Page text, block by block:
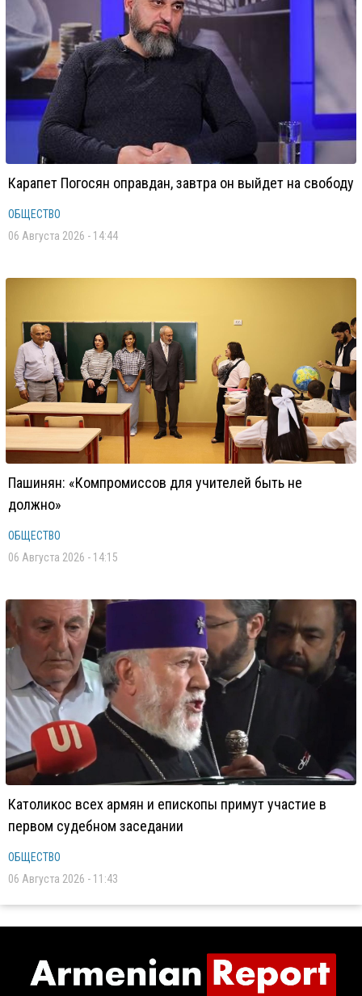
Карапет Погосян оправдан, завтра он выйдет на свободу
ОБЩЕСТВО
06 Августа 2026 - 14:44
Пашинян: «Компромиссов для учителей быть не
должно»
ОБЩЕСТВО
06 Августа 2026 - 14:15
Католикос всех армян и епископы примут участие в
первом судебном заседании
ОБЩЕСТВО
06 Августа 2026 - 11:43